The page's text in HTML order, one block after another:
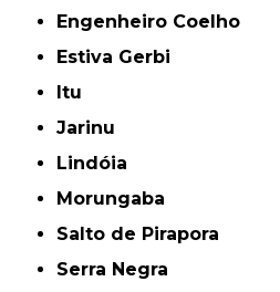
Engenheiro Coelho
Estiva Gerbi
Itu
Jarinu
Lindóia
Morungaba
Salto de Pirapora
Serra Negra